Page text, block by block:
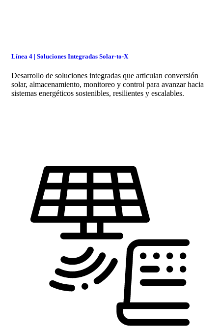
Línea 4 | Soluciones Integradas Solar-to-X
Desarrollo de soluciones integradas que articulan conversión
solar, almacenamiento, monitoreo y control para avanzar hacia
sistemas energéticos sostenibles, resilientes y escalables.